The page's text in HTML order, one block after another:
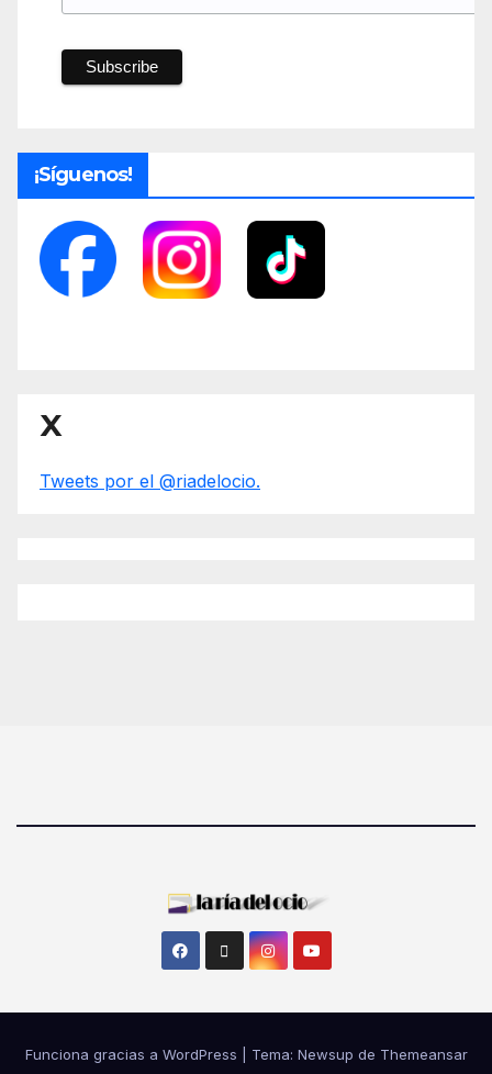
¡Síguenos!
X
Tweets por el @riadelocio.
Funciona gracias a WordPress Tema: Newsup de Themeansar